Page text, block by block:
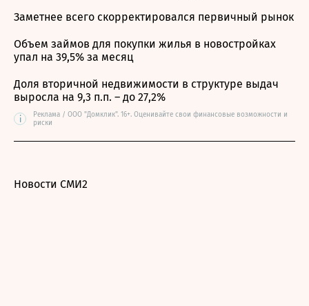
Заметнее всего скорректировался первичный рынок
Объем займов для покупки жилья в новостройках
упал на 39,5% за месяц
Доля вторичной недвижимости в структуре выдач
выросла на 9,3 п.п. – до 27,2%
i
Реклама / ООО "Домклик". 16+. Оценивайте свои финансовые возможности и
риски
Новости СМИ2